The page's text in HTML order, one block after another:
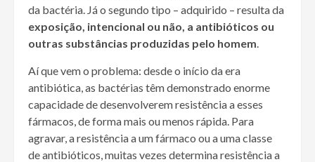
da bactéria. Já o segundo tipo – adquirido – resulta da
exposição, intencional ou não, a antibióticos ou
outras substâncias produzidas pelo homem.
Aí que vem o problema: desde o início da era
antibiótica, as bactérias têm demonstrado enorme
capacidade de desenvolverem resistência a esses
fármacos, de forma mais ou menos rápida. Para
agravar, a resistência a um fármaco ou a uma classe
de antibióticos, muitas vezes determina resistência a